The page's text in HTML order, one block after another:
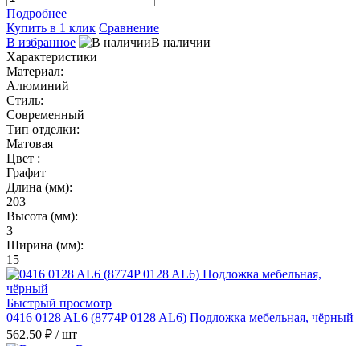
Подробнее
Купить в 1 клик Сравнение
В избранное
В наличии
Характеристики
Материал:
Алюминий
Стиль:
Современный
Тип отделки:
Матовая
Цвет :
Графит
Длина (мм):
203
Высота (мм):
3
Ширина (мм):
15
Быстрый просмотр
0416 0128 AL6 (8774P 0128 AL6) Подложка мебельная, чёрный
562.50 ₽ / шт